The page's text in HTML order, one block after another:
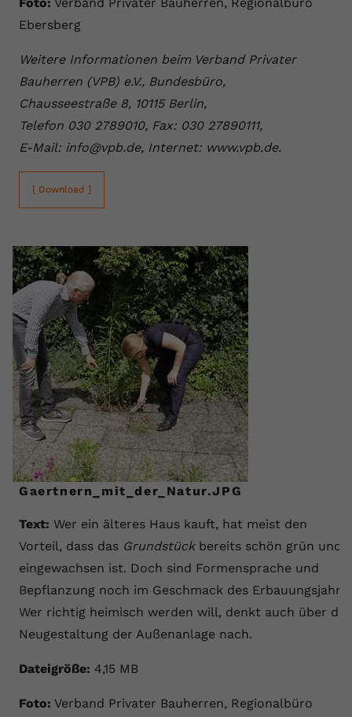
Ebersberg
Weitere Informationen beim Verband Privater
Bauherren (VPB) e.V., Bundesbüro,
Chausseestraße 8, 10115 Berlin,
Telefon 030 2789010, Fax: 030 27890111,
E-Mail: info@vpb.de, Internet: www.vpb.de.
[ Download ]
Gaertnern_mit_der_Natur.JPG
Text: Wer ein älteres Haus kauft, hat meist den
Vorteil, dass das Grundstückbereits schön grün und
eingewachsen ist. Doch sind Formensprache und
Bepflanzung noch im Geschmack des Erbauungsjahrs.
Wer richtig heimisch werden will, denkt auch über die
Neugestaltung der Außenanlage nach.
Dateigröße: 4,15 MB
Foto: Verband Privater Bauherren, Regionalbüro